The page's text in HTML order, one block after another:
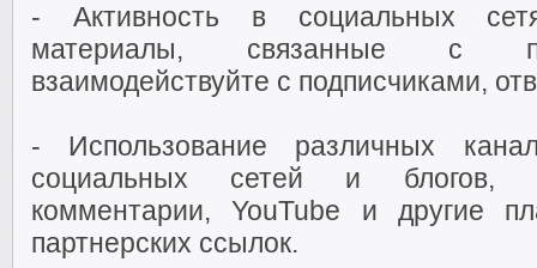
- Активность в социальных
материалы, связанные с
взаимодействуйте с подписчиками,
- Использование различных
социальных сетей и блогов,
комментарии, YouTube и другие
партнерских ссылок.